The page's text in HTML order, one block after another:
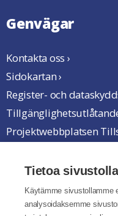
Genvägar
Kontakta oss ›
Sidokartan ›
Register- och
Projektwebbplatsen
Vi samarbetar
Tietoa
Käytämme sivustollamme
analysoidaksemme